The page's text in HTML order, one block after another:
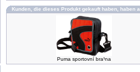
Kunden, die dieses Produkt gekauft haben, haben
Puma sportovní bra¹na